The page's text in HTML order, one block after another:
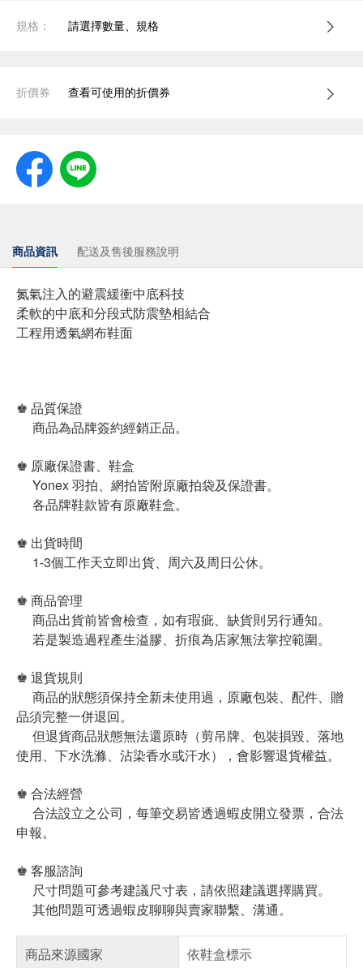
規格： 請選擇數量、規格
折價券 查看可使用的折價券
商品資訊 配送及售後服務說明
氮氣注入的避震緩衝中底科技
柔軟的中底和分段式防震墊相結合
工程用透氣網布鞋面
♚ 品質保證
商品為品牌簽約經銷正品。
♚ 原廠保證書、鞋盒
Yonex 羽拍、網拍皆附原廠拍袋及保證書。
各品牌鞋款皆有原廠鞋盒。
♚ 出貨時間
1-3個工作天立即出貨、周六及周日公休。
♚ 商品管理
商品出貨前皆會檢查，如有瑕疵、缺貨則另行通知。
若是製造過程產生溢膠、折痕為店家無法掌控範圍。
♚ 退貨規則
商品的狀態須保持全新未使用過，原廠包裝、配件、贈
品須完整一併退回。
但退貨商品狀態無法還原時（剪吊牌、包裝損毀、落地
使用、下水洗滌、沾染香水或汗水），會影響退貨權益。
♚ 合法經營
合法設立之公司，每筆交易皆透過蝦皮開立發票，合法
申報。
♚ 客服諮詢
尺寸問題可參考建議尺寸表，請依照建議選擇購買。
其他問題可透過蝦皮聊聊與賣家聯繫、溝通。
商品來源國家
依鞋盒標示